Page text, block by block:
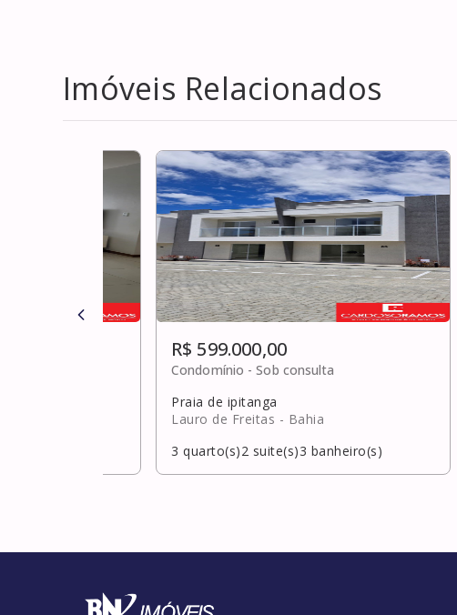
Imóveis Relacionados
R$ 599.000,00
Condomínio -Sob consulta
Praia de ipitanga
Lauro de Freitas - Bahia
3 quarto(s)2 suite(s)3 banheiro(s)